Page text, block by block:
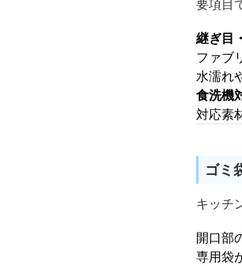
要項目
継ぎ目
ファブ
水濡れ
食洗機
対応素
ゴミ
キッチ
開口部
専用袋